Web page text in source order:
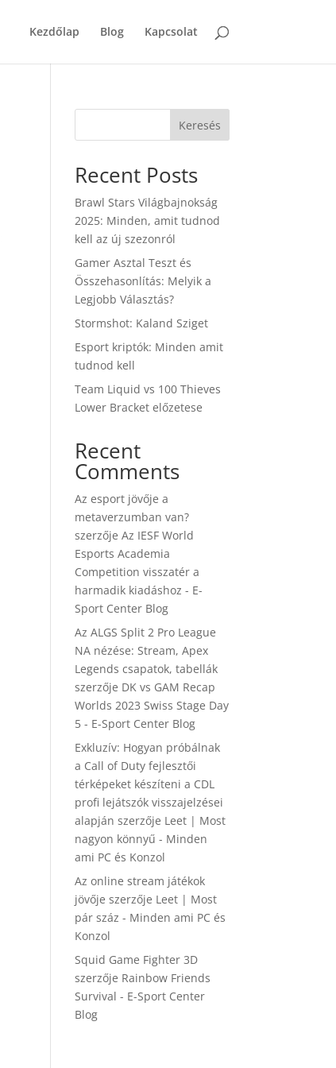
Kezdőlap Blog Kapcsolat
Keresés
Recent Posts
Brawl Stars Világbajnokság
2025: Minden, amit tudnod
kell az új szezonról
Gamer Asztal Teszt és
Összehasonlítás: Melyik a
Legjobb Választás?
Stormshot: Kaland Sziget
Esport kriptók: Minden amit
tudnod kell
Team Liquid vs 100 Thieves
Lower Bracket előzetese
Recent
Comments
Az esport jövője a
metaverzumban van?
szerzőjeAz IESF World
Esports Academia
Competition visszatér a
harmadik kiadáshoz - E-
Sport Center Blog
Az ALGS Split 2 Pro League
NA nézése: Stream, Apex
Legends csapatok, tabellák
szerzője DK vs GAM Recap
Worlds 2023 Swiss Stage Day
5 - E-Sport Center Blog
Exkluzív: Hogyan próbálnak
a Call of Duty fejlesztői
térképeket készíteni a CDL
profi lejátszók visszajelzései
alapján szerzője Leet | Most
nagyon könnyű - Minden
ami PC és Konzol
Az online stream játékok
jövője szerzője Leet | Most
pár száz - Minden ami PC és
Konzol
Squid Game Fighter 3D
szerzője Rainbow Friends
Survival - E-Sport Center
Blog